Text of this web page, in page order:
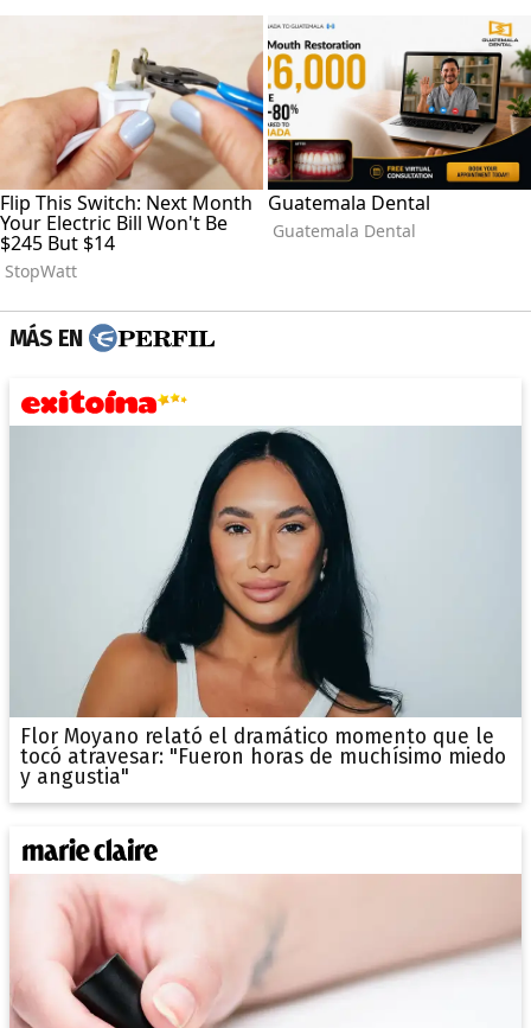
MÁS EN
Flor Moyano relató el dramático momento que le
tocó atravesar: "Fueron horas de muchísimo miedo
y angustia"